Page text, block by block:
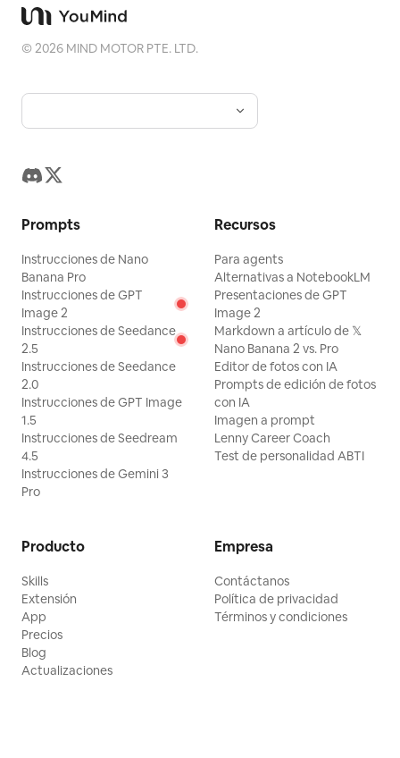
arquitectónicas y urbanas, fotografía editorial
abstracta, portadas de fotos con estética de
galería, y series visuales para difusión móvil en
plataformas como Douyin. El resultado final
©2026 MIND MOTOR PTE. LTD.
Prompts
Instrucciones de Nano
Banana Pro
Instrucciones de GPT
Image 2
Instrucciones de Seedance
2.5
Instrucciones de Seedance
2.0
Instrucciones de GPT Image
1.5
Instrucciones de Seedream
4.5
Instrucciones de Gemini 3
Pro
Recursos
Para agents
Alternativas a NotebookLM
Presentaciones de GPT
Image 2
Markdown a artículo de 𝕏
Nano Banana 2 vs. Pro
Editor de fotos con IA
Prompts de edición de fotos
con IA
Imagen a prompt
Lenny Career Coach
Test de personalidad ABTI
Producto
Skills
Extensión
App
Precios
Blog
Actualizaciones
Empresa
Contáctanos
Política de privacidad
Términos y condiciones